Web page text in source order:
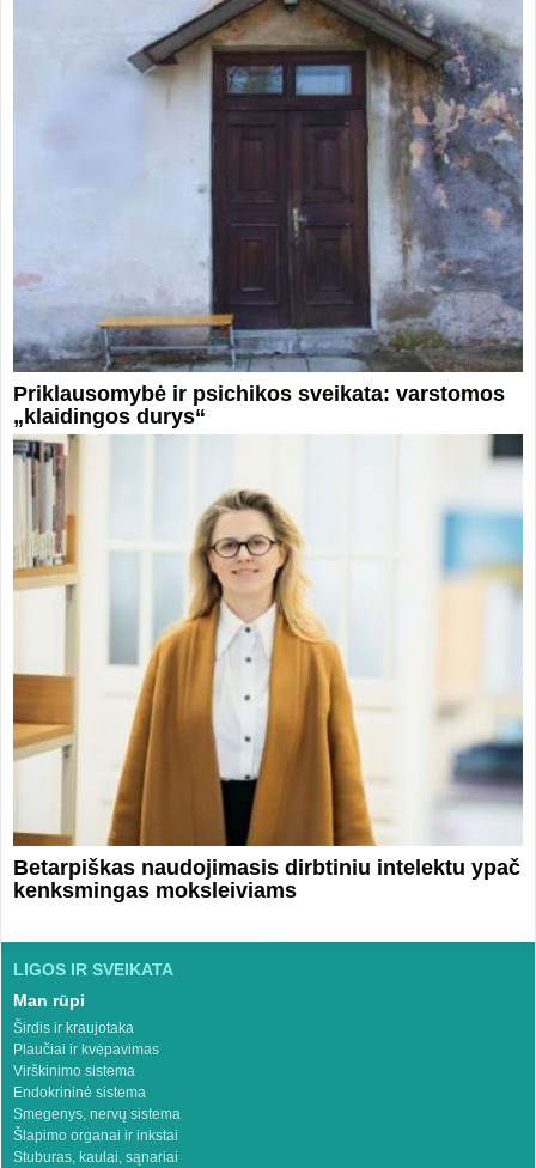
Priklausomybė ir psichikos sveikata: varstomos
„klaidingos durys“
Betarpiškas naudojimasis dirbtiniu intelektu ypač
kenksmingas moksleiviams
LIGOS IR SVEIKATA
Man rūpi
Širdis ir kraujotaka
Plaučiai ir kvėpavimas
Virškinimo sistema
Endokrininė sistema
Smegenys, nervų sistema
Šlapimo organai ir inkstai
Stuburas, kaulai, sąnariai